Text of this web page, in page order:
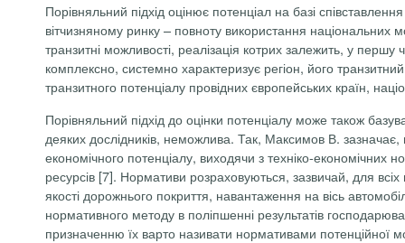
Порівняльний підхід оцінює потенціал на базі
вітчизняному ринку – повноту використання національних
транзитні можливості, реалізація котрих залежить, у
комплексно, системно характеризує регіон, його
транзитного потенціалу провідних європейських країн,
Порівняльний підхід до оцінки потенціалу може також
деяких дослідників, неможлива. Так, Максимов В.
економічного потенціалу, виходячи з техніко-
ресурсів [7]. Нормативи розраховуються, зазвичай, для
якості дорожнього покриття, навантаження на вісь
нормативного методу в поліпшенні результатів
призначенню їх варто називати нормативами потенційної